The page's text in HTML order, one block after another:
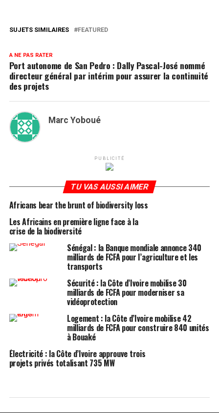
SUJETS SIMILAIRES FEATURED
A NE PAS RATER
Port autonome de San Pedro : Dally Pascal-José nommé
directeur général par intérim pour assurer la continuité
des projets
Marc Yoboué
PUBLICITÉ
TU VAS AUSSI AIMER
Africans bear the brunt of biodiversity loss
Les Africains en première ligne face à la
crise de la biodiversité
Sénégal : la Banque mondiale annonce 340
milliards de FCFA pour l’agriculture et les
transports
Sécurité : la Côte d’Ivoire mobilise 30
milliards de FCFA pour moderniser sa
vidéoprotection
Logement : la Côte d’Ivoire mobilise 42
milliards de FCFA pour construire 840 unités
à Bouaké
Électricité : la Côte d’Ivoire approuve trois
projets privés totalisant 735 MW